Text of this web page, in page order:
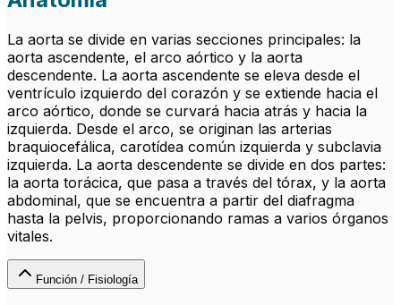
La aorta se divide en varias secciones principales: la
aorta ascendente, el arco aórtico y la aorta
descendente. La aorta ascendente se eleva desde el
ventrículo izquierdo del corazón y se extiende hacia el
arco aórtico, donde se curvará hacia atrás y hacia la
izquierda. Desde el arco, se originan las arterias
braquiocefálica, carotídea común izquierda y subclavia
izquierda. La aorta descendente se divide en dos partes:
la aorta torácica, que pasa a través del tórax, y la aorta
abdominal, que se encuentra a partir del diafragma
hasta la pelvis, proporcionando ramas a varios órganos
vitales.
Función / Fisiología